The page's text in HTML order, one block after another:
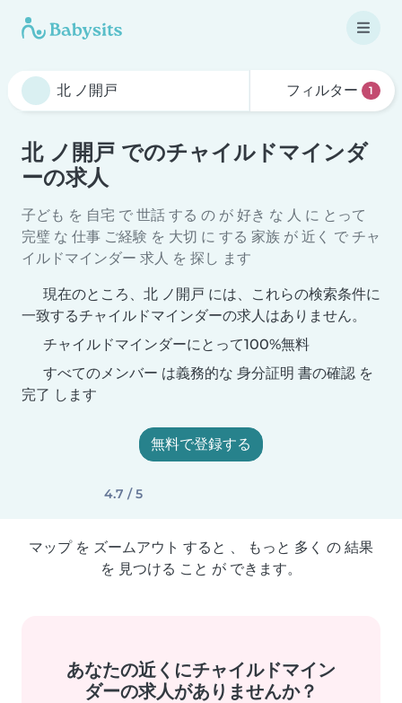
フィルター 1
北 ノ開戸 でのチャイルドマインダ
ーの求人
子ども を 自宅 で 世話 する の が 好き な 人 に とって
完璧 な 仕事 ご経験 を 大切 に する 家族 が 近く で チャ
イルドマインダー 求人 を 探し ます
現在のところ、北 ノ開戸 には、これらの検索条件に
一致するチャイルドマインダーの求人はありません。
チャイルドマインダーにとって100%無料
すべてのメンバー は義務的な 身分証明 書の確認 を
完了 します
無料で登録する
4.7 / 5
マップ を ズームアウト すると 、 もっと 多く の 結果
を 見つける こと が できます。
あなたの近くにチャイルドマイン
ダーの求人がありませんか？